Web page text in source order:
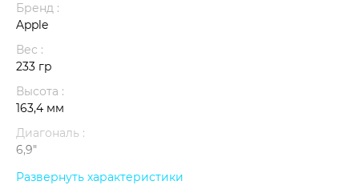
Бренд :
Apple
Вес :
233 гр
Высота :
163,4 мм
Диагональ :
6,9"
Контрастность :
Развернуть характеристики